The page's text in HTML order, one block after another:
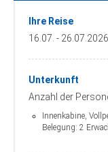
Delmenhorst,
Elsfleth,
Elsfleth,
Ihre Reise
16.07. -
Unterkunft
Anzahl der
Innenkabine,
Belegung: 2